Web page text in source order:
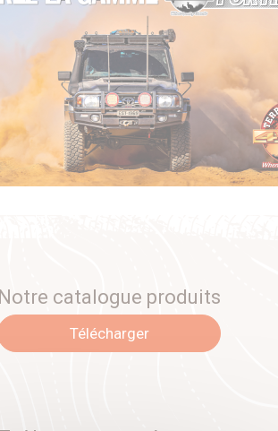
Notre catalogue produits
Télécharger